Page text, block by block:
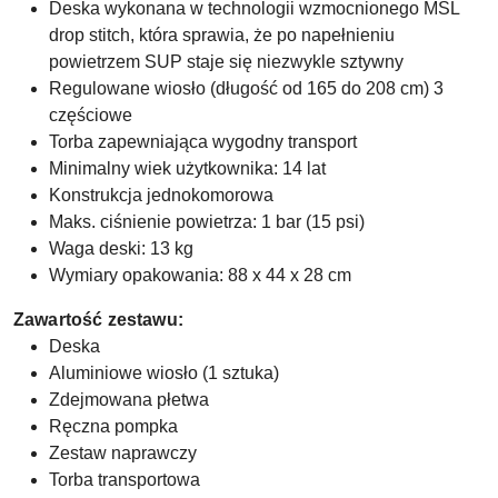
Deska wykonana w technologii wzmocnionego MSL
drop stitch, która sprawia, że po napełnieniu
powietrzem SUP staje się niezwykle sztywny
Regulowane wiosło (długość od 165 do 208 cm) 3
częściowe
Torba zapewniająca wygodny transport
Minimalny wiek użytkownika: 14 lat
Konstrukcja jednokomorowa
Maks. ciśnienie powietrza: 1 bar (15 psi)
Waga deski: 13 kg
Wymiary opakowania: 88 x 44 x 28 cm
Zawartość zestawu:
Deska
Aluminiowe wiosło (1 sztuka)
Zdejmowana płetwa
Ręczna pompka
Zestaw naprawczy
Torba transportowa